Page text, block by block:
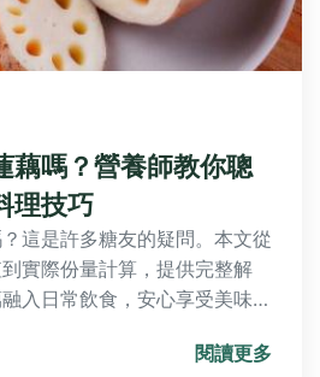
藕嗎？營養師教你聰
理技巧
這是許多糖友的疑問。本文從
實際份量計算，提供完整解
入日常飲食，安心享受美味同
閱讀更多